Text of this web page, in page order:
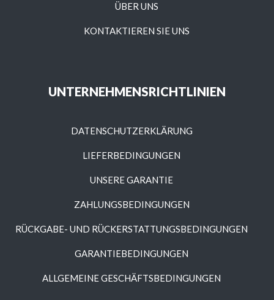
ÜBER UNS
KONTAKTIEREN SIE UNS
UNTERNEHMENSRICHTLINIEN
DATENSCHUTZERKLÄRUNG
LIEFERBEDINGUNGEN
UNSERE GARANTIE
ZAHLUNGSBEDINGUNGEN
RÜCKGABE- UND RÜCKERSTATTUNGSBEDINGUNGEN
GARANTIEBEDINGUNGEN
ALLGEMEINE GESCHÄFTSBEDINGUNGEN